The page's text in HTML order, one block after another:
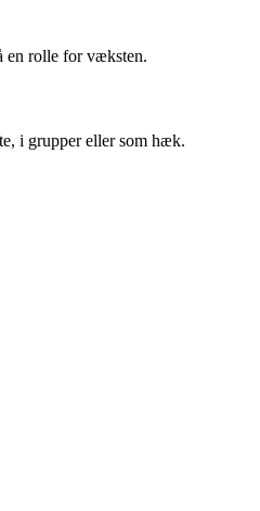
en rolle for væksten.
i grupper eller som hæk.